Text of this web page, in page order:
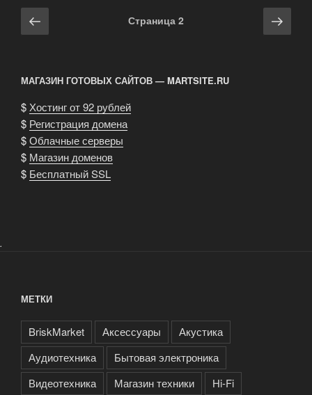
Навигация
по
Предыдущая
страница
Страница 2
МАГАЗИН ГОТОВЫХ САЙТОВ — MARTSITE.RU
$ Хостинг от 92 рублей
$ Регистрация домена
$Облачные серверы
$ Магазин доменов
$ Бесплатный SSL
.
МЕТКИ
BriskMarket Аксессуары
Акустика
Аудиотехника
Бытовая электроника
Видеотехника
Магазин техники
Нi-Fi